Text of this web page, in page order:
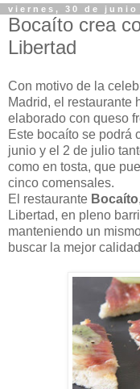
viernes, 30 de junio
Bocaíto crea
Libertad
Con motivo de la
Madrid, el restaurante
elaborado con queso
Este bocaíto se podrá
junio y el 2 de julio
como en tosta, que
cinco comensales.
El restaurante Bocaíto
Libertad, en pleno
manteniendo un
buscar la mejor